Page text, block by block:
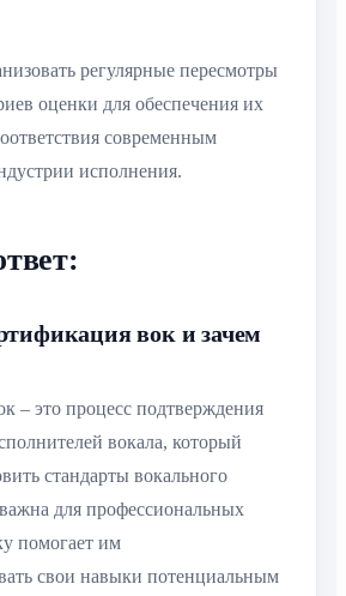
регулярные пересмотры
оценки для обеспечения их
современным
исполнения.
вок и зачем
– это процесс подтверждения
вокала, который
стандарты вокального
для профессиональных
помогает им
свои навыки потенциальным